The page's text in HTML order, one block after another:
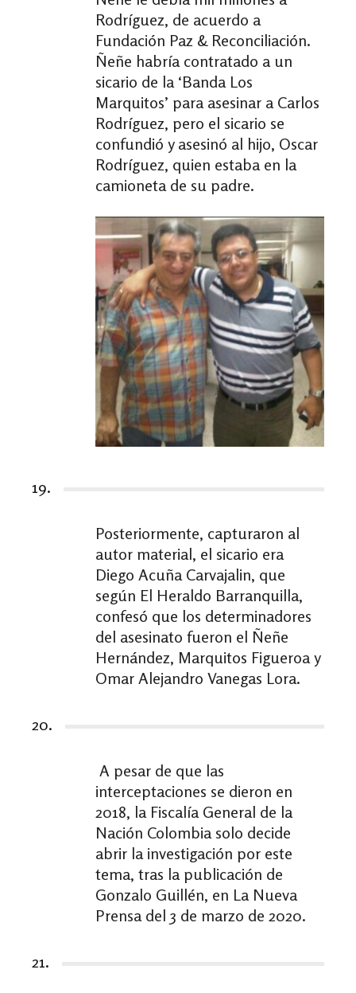
Rodríguez, de acuerdo a
Fundación Paz & Reconciliación.
Ñeñe habría contratado a un
sicario de la ‘Banda Los
Marquitos’ para asesinar a Carlos
Rodríguez, pero el sicario se
confundió y asesinó al hijo, Oscar
Rodríguez, quien estaba en la
camioneta de su padre.
19.
Posteriormente, capturaron al
autor material, el sicario era
Diego Acuña Carvajalin, que
según El Heraldo Barranquilla,
confesó que los determinadores
del asesinato fueron el Ñeñe
Hernández, Marquitos Figueroa y
Omar Alejandro Vanegas Lora.
20.
A pesar de que las
interceptaciones se dieron en
2018, la Fiscalía General de la
Nación Colombia solo decide
abrir la investigación por este
tema, tras la publicación de
Gonzalo Guillén, en La Nueva
Prensa del 3 de marzo de 2020.
21.